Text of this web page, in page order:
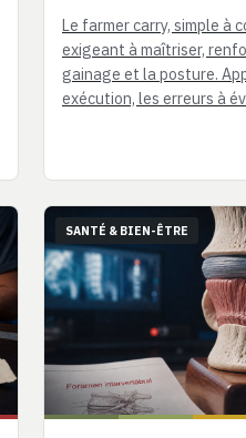
Le farmer carry, simple à
exigeant à maîtriser,
gainage et la posture.
exécution, les erreurs à
SANTÉ & BIEN-ÊTRE